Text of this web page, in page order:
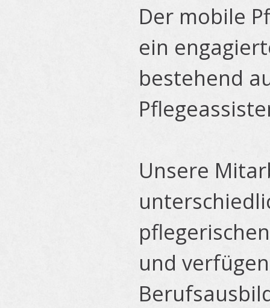
Der mobile
ein
bestehend
Unsere
und